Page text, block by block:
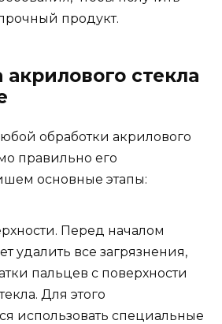
продукт.
акрилового стекла
обработки акрилового
правильно его
основные этапы:
Перед началом
удалить все загрязнения,
пальцев с поверхности
Для этого
использовать специальные